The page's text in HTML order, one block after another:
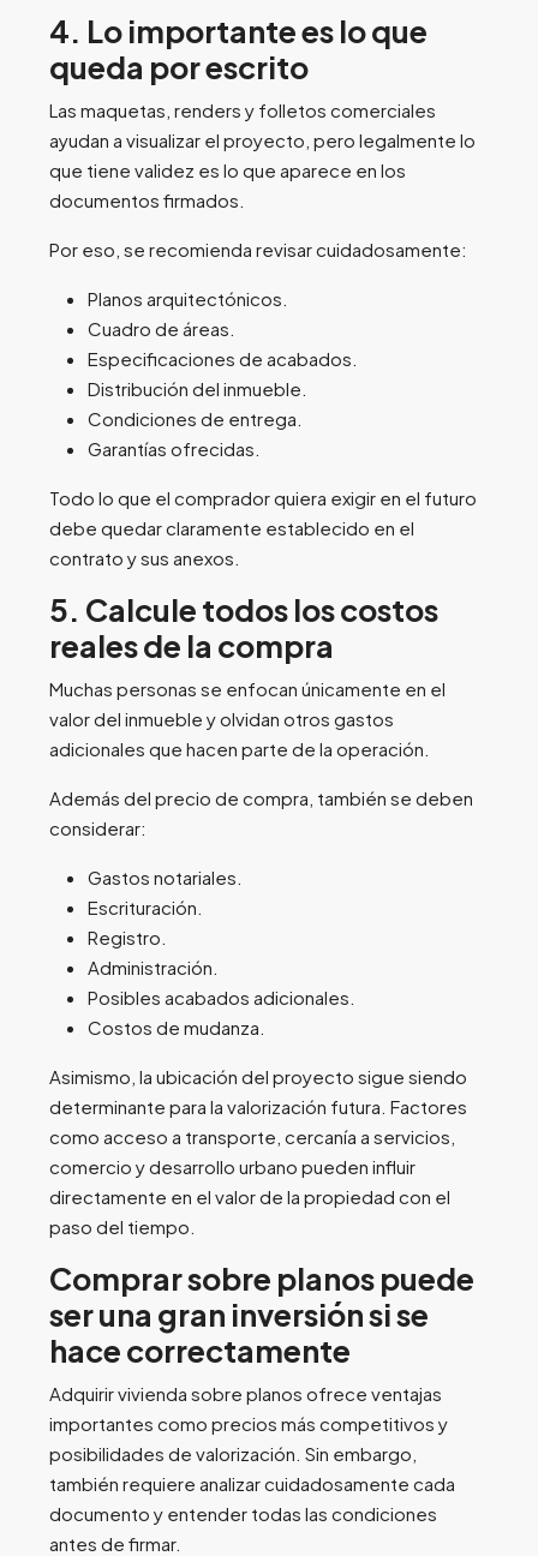
4. Lo importante es lo que
queda por escrito
Las maquetas, renders y folletos comerciales
ayudan a visualizar el proyecto, pero legalmente lo
que tiene validez es lo que aparece en los
documentos firmados.
Por eso, se recomienda revisar cuidadosamente:
Planos arquitectónicos.
Cuadro de áreas.
Especificaciones de acabados.
Distribución del inmueble.
Condiciones de entrega.
Garantías ofrecidas.
Todo lo que el comprador quiera exigir en el futuro
debe quedar claramente establecido en el
contrato y sus anexos.
5. Calcule todos los costos
reales de la compra
Muchas personas se enfocan únicamente en el
valor del inmueble y olvidan otros gastos
adicionales que hacen parte de la operación.
Además del precio de compra, también se deben
considerar:
Gastos notariales.
Escrituración.
Registro.
Administración.
Posibles acabados adicionales.
Costos de mudanza.
Asimismo, la ubicación del proyecto sigue siendo
determinante para la valorización futura. Factores
como acceso a transporte, cercanía a servicios,
comercio y desarrollo urbano pueden influir
directamente en el valor de la propiedad con el
paso del tiempo.
Comprar sobre planos puede
ser una gran inversión si se
hace correctamente
Adquirir vivienda sobre planos ofrece ventajas
importantes como precios más competitivos y
posibilidades de valorización. Sin embargo,
también requiere analizar cuidadosamente cada
documento y entender todas las condiciones
antes de firmar.